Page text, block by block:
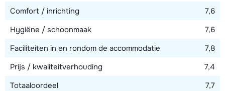
Comfort / inrichting
7,6
Hygiëne / schoonmaak
7,6
Faciliteiten in en rondom de accommodatie
7,8
Prijs / kwaliteitverhouding
7,4
Totaaloordeel
7,7